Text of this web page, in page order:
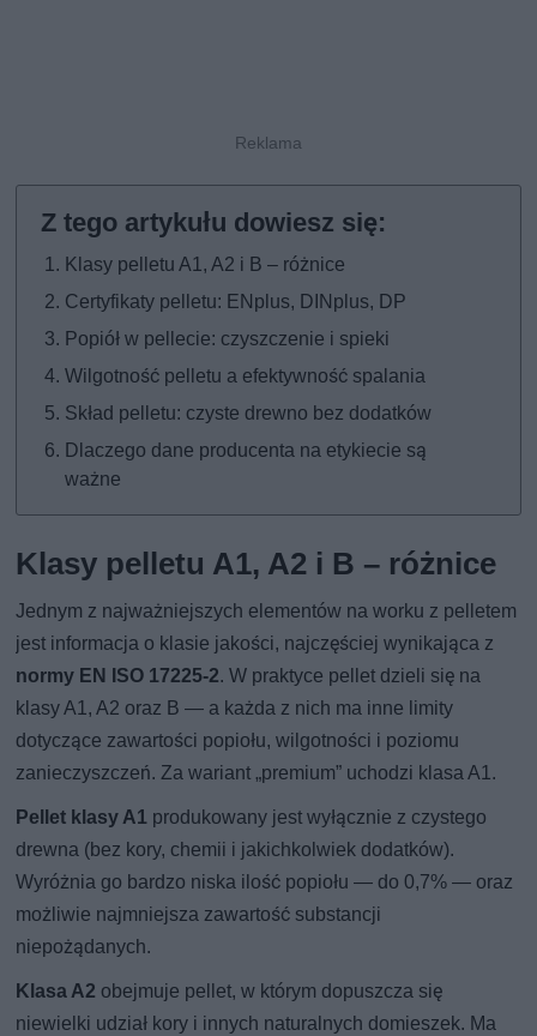
Klasy pelletu A1, A2 i B – różnice
Certyfikaty pelletu: ENplus, DINplus, DP
Popiół w pellecie: czyszczenie i spieki
Wilgotność pelletu a efektywność spalania
Skład pelletu: czyste drewno bez dodatków
Dlaczego dane producenta na etykiecie są
ważne
Klasy pelletu A1, A2 i B – różnice
Jednym z najważniejszych elementów na worku z pelletem
jest informacja o klasie jakości, najczęściej wynikająca z
normy EN ISO 17225-2. W praktyce pellet dzieli się na
klasy A1, A2 oraz B — a każda z nich ma inne limity
dotyczące zawartości popiołu, wilgotności i poziomu
zanieczyszczeń. Za wariant „premium” uchodzi klasa A1.
Pellet klasy A1 produkowany jest wyłącznie z czystego
drewna (bez kory, chemii i jakichkolwiek dodatków).
Wyróżnia go bardzo niska ilość popiołu — do 0,7% — oraz
możliwie najmniejsza zawartość substancji
niepożądanych.
Klasa A2 obejmuje pellet, w którym dopuszcza się
niewielki udział kory i innych naturalnych domieszek. Ma